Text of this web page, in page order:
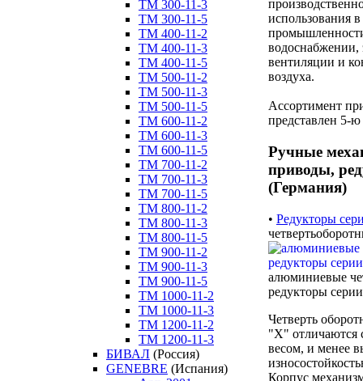
ТM 300-11-3
ТM 300-11-5
ТM 400-11-2
ТM 400-11-3
ТM 400-11-5
ТM 500-11-2
ТM 500-11-3
ТM 500-11-5
ТM 600-11-2
ТM 600-11-3
ТM 600-11-5
ТM 700-11-2
ТM 700-11-3
ТM 700-11-5
ТM 800-11-2
ТM 800-11-3
ТM 800-11-5
ТM 900-11-2
ТM 900-11-3
ТM 900-11-5
ТM 1000-11-2
ТM 1000-11-3
ТM 1200-11-2
ТM 1200-11-3
БИВАЛ (Россия)
GENEBRE (Испания)
использования
водоснабжении,
вентиляции и
воздуха.
Ассортимент
представлен 5-
Ручные
приводы,
(Германия)
• Редукторы
алюминиевые
редукторы
Четверть
"X" отличаются
весом, и менее
Корпус